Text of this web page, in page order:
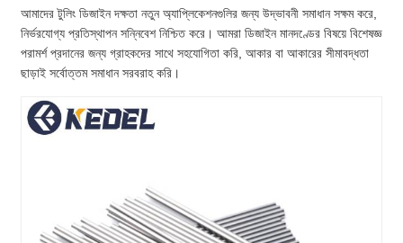
আমাদের টুলিং ডিজাইন দক্ষতা নতুন অ্যাপ্লিকেশনগুলির জন্য উদ্ভাবনী সমাধান সক্ষম করে,
নির্ভরযোগ্য প্রতিস্থাপন সন্নিবেশ নিশ্চিত করে। আমরা ডিজাইন মানদণ্ডের বিষয়ে বিশেষজ্ঞ
পরামর্শ প্রদানের জন্য গ্রাহকদের সাথে সহযোগিতা করি, আকার বা আকারের সীমাবদ্ধতা
ছাড়াই সর্বোত্তম সমাধান সরবরাহ করি।